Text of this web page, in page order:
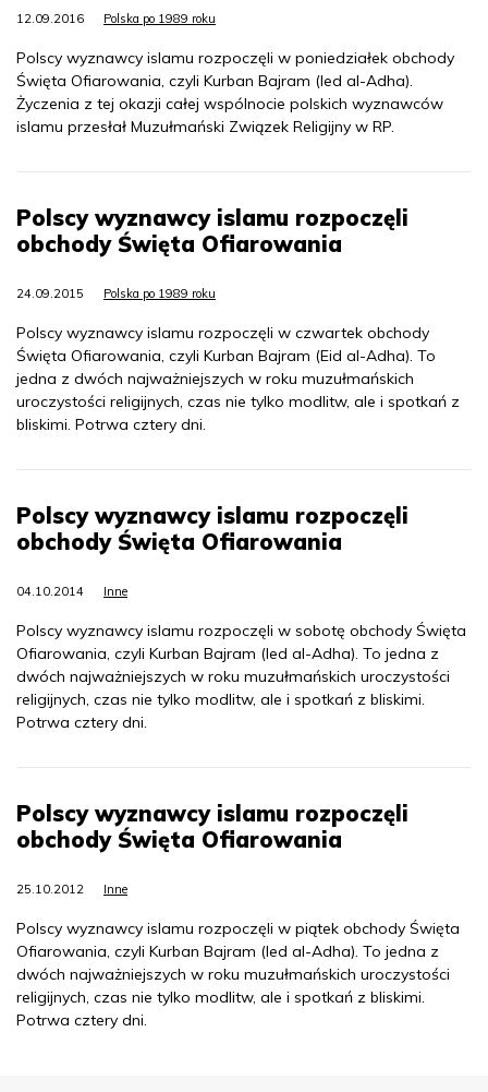
12.09.2016 Polska po 1989 roku
Polscy wyznawcy islamu rozpoczęli w poniedziałek obchody
Święta Ofiarowania, czyli Kurban Bajram (Ied al-Adha).
Życzenia z tej okazji całej wspólnocie polskich wyznawców
islamu przesłał Muzułmański Związek Religijny w RP.
Polscy wyznawcy islamu rozpoczęli
obchody Święta Ofiarowania
24.09.2015 Polska po 1989 roku
Polscy wyznawcy islamu rozpoczęli w czwartek obchody
Święta Ofiarowania, czyli Kurban Bajram (Eid al-Adha). To
jedna z dwóch najważniejszych w roku muzułmańskich
uroczystości religijnych, czas nie tylko modlitw, ale i spotkań z
bliskimi. Potrwa cztery dni.
Polscy wyznawcy islamu rozpoczęli
obchody Święta Ofiarowania
04.10.2014 Inne
Polscy wyznawcy islamu rozpoczęli w sobotę obchody Święta
Ofiarowania, czyli Kurban Bajram (Ied al-Adha). To jedna z
dwóch najważniejszych w roku muzułmańskich uroczystości
religijnych, czas nie tylko modlitw, ale i spotkań z bliskimi.
Potrwa cztery dni.
Polscy wyznawcy islamu rozpoczęli
obchody Święta Ofiarowania
25.10.2012 Inne
Polscy wyznawcy islamu rozpoczęli w piątek obchody Święta
Ofiarowania, czyli Kurban Bajram (Ied al-Adha). To jedna z
dwóch najważniejszych w roku muzułmańskich uroczystości
religijnych, czas nie tylko modlitw, ale i spotkań z bliskimi.
Potrwa cztery dni.